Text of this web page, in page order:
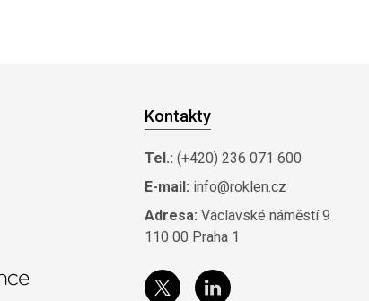
Kontakty
Tel.: (+420) 236 071 600
E-mail: info@roklen.cz
Adresa: Václavské náměstí 9
110 00 Praha 1